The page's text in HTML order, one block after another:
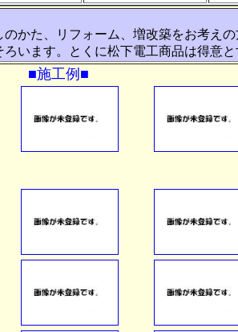
のかた、リフォーム、増改築をお考え
ろいます。とくに松下電工商品は得意
■施工例■